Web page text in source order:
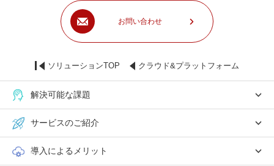
お問い合わせ
ソリューションTOP クラウド&プラットフォーム
解決可能な課題
サービスのご紹介
導入によるメリット